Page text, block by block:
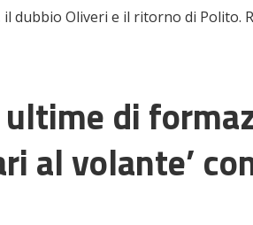
dubbio Oliveri e il ritorno di Polito.
ultime di
al volante’